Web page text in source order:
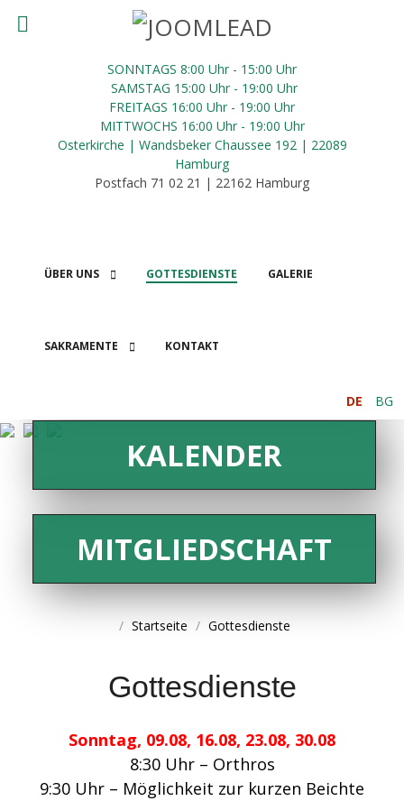
SONNTAGS 8:00 Uhr - 15:00 Uhr
SAMSTAG 15:00 Uhr - 19:00 Uhr
FREITAGS 16:00 Uhr - 19:00 Uhr
MITTWOCHS 16:00 Uhr- 19:00 Uhr
Osterkirche | Wandsbeker Chaussee 192 | 22089
Hamburg
Postfach 71 02 21 | 22162 Hamburg
ÜBER UNS GOTTESDIENSTE GALERIE
SAKRAMENTE KONTAKT
DE BG
SPENDEN
KALENDER
MITGLIEDSCHAFT
Startseite Gottesdienste
Gottesdienste
Sonntag, 09.08, 16.08, 23.08, 30.08
8:30 Uhr – Orthros
9:30 Uhr – Möglichkeit zur kurzen Beichte